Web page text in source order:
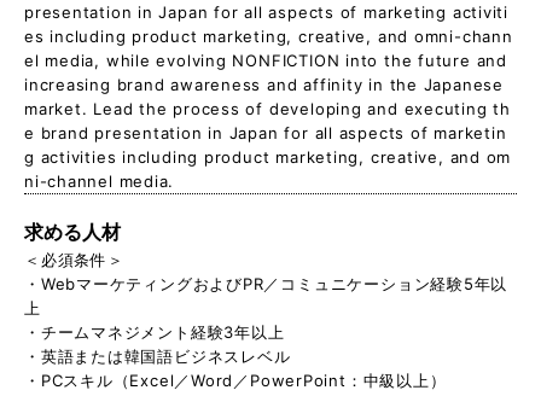
presentation in Japan for all aspects of marketing activiti
es including product marketing, creative, and omni-chann
el media, while evolving NONFICTION into the future and
increasing brand awareness and affinity in the Japanese
market. Lead the process of developing and executing th
e brand presentation in Japan for all aspects of marketin
g activities including product marketing, creative, and om
ni-channel media.
求める人材
＜必須条件＞
・WebマーケティングおよびPR／コミュニケーション経験5年以
上
・チームマネジメント経験3年以上
・英語または韓国語ビジネスレベル
・PCスキル（Excel／Word／PowerPoint：中級以上）